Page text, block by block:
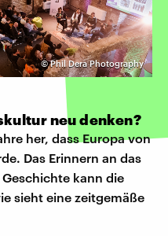
©Phil Dera Photography
neu denken?
her, dass Europa von
Das Erinnern an das
kann die
sieht eine zeitgemäße